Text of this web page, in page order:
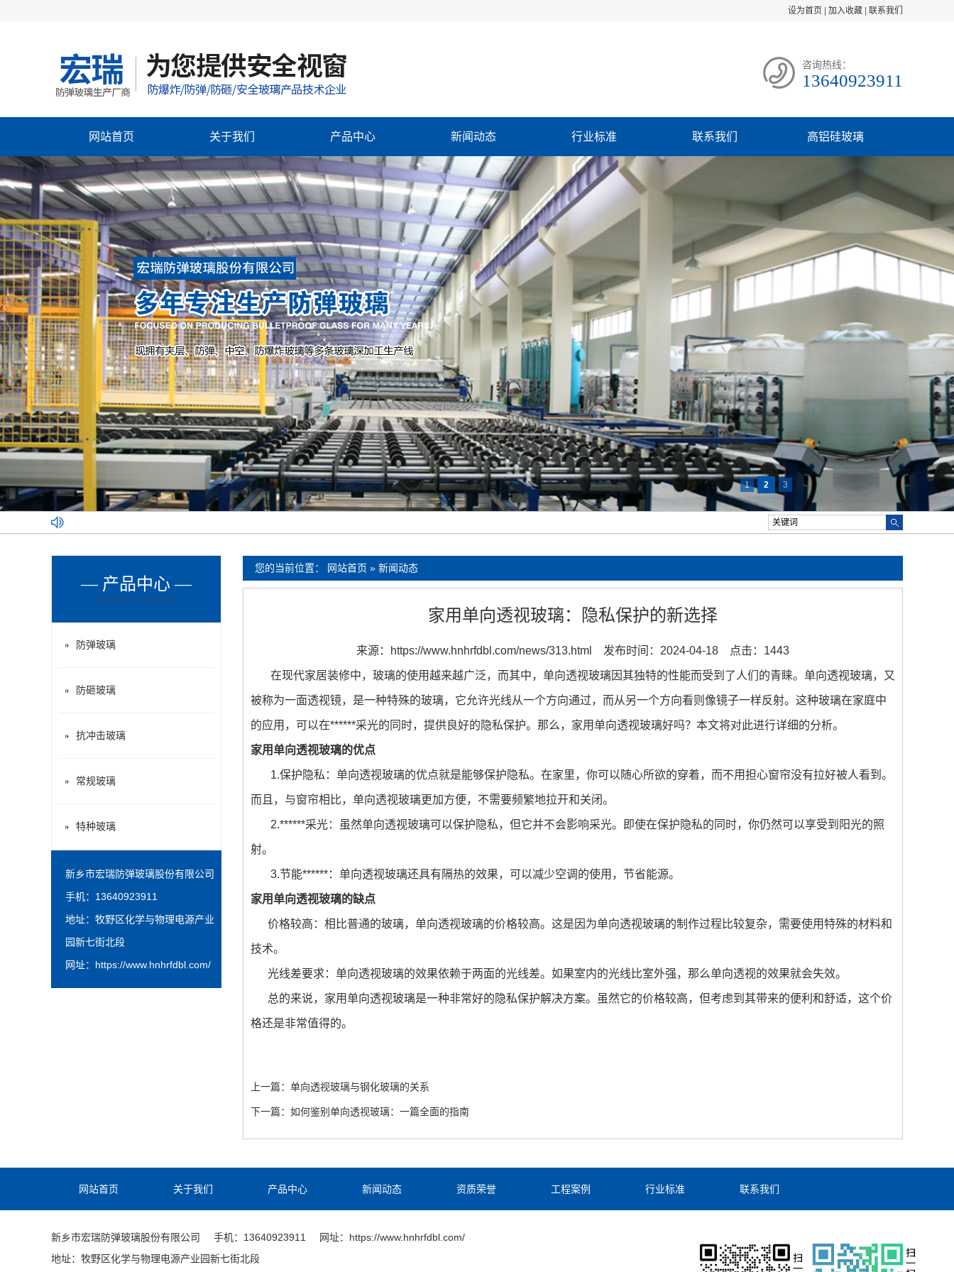
设为首页 加入收藏 联系我们
咨询热线：
13640923911
网站首页 关于我们 产品中心 新闻动态 行业标准 联系我们 高铝硅玻璃
1 2 3
您的当前位置： 网站首页 » 新闻动态
家用单向透视玻璃：隐私保护的新选择
来源： https://www.hnhrfdbl.com/news/313.html 发布时间：2024-04-18 点击：1443
在现代家居装修中，玻璃的使用越来越广泛，而其中，单向透视玻璃因其独特的性能而受到了人们的青睐。单向透视玻璃，又
被称为一面透视镜，是一种特殊的玻璃，它允许光线从一个方向通过，而从另一个方向看则像镜子一样反射。这种玻璃在家庭中
的应用，可以在******采光的同时，提供良好的隐私保护。那么，家用单向透视玻璃好吗？本文将对此进行详细的分析。
家用单向透视玻璃的优点
1.保护隐私：单向透视玻璃的优点就是能够保护隐私。在家里，你可以随心所欲的穿着，而不用担心窗帘没有拉好被人看到。
而且，与窗帘相比，单向透视玻璃更加方便，不需要频繁地拉开和关闭。
2.******采光：虽然单向透视玻璃可以保护隐私，但它并不会影响采光。即使在保护隐私的同时，你仍然可以享受到阳光的照
射。
3.节能******：单向透视玻璃还具有隔热的效果，可以减少空调的使用，节省能源。
家用单向透视玻璃的缺点
价格较高：相比普通的玻璃，单向透视玻璃的价格较高。这是因为单向透视玻璃的制作过程比较复杂，需要使用特殊的材料和
技术。
光线差要求：单向透视玻璃的效果依赖于两面的光线差。如果室内的光线比室外强，那么单向透视的效果就会失效。
总的来说，家用单向透视玻璃是一种非常好的隐私保护解决方案。虽然它的价格较高，但考虑到其带来的便利和舒适，这个价
格还是非常值得的。
上一篇： 单向透视玻璃与钢化玻璃的关系
下一篇： 如何鉴别单向透视玻璃：一篇全面的指南
— 产品中心 —
PRODU** CENTER
防弹玻璃
防砸玻璃
抗冲击玻璃
常规玻璃
特种玻璃
新乡市宏瑞防弹玻璃股份有限公司
手机：13640923911
地址：牧野区化学与物理电源产业
园新七街北段
网址： https://www.hnhrfdbl.com/
网站首页 关于我们 产品中心 新闻动态 资质荣誉 工程案例 行业标准 联系我们
新乡市宏瑞防弹玻璃股份有限公司 手机：13640923911
网址：https://www.hnhrfdbl.com/
地址：牧野区化学与物理电源产业园新七街北段